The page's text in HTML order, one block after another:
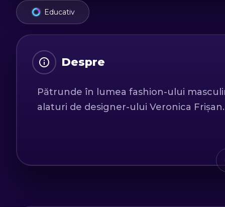
Educativ
Despre
Pătrunde în lumea fashion-ului
alaturi de designer-ului Veronica Frișan.
Învață să te îmbraci conform
un refresh garderobei tale, și lasă-te